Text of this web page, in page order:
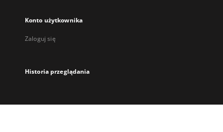
Konto użytkownika
Zaloguj się
Historia przeglądania